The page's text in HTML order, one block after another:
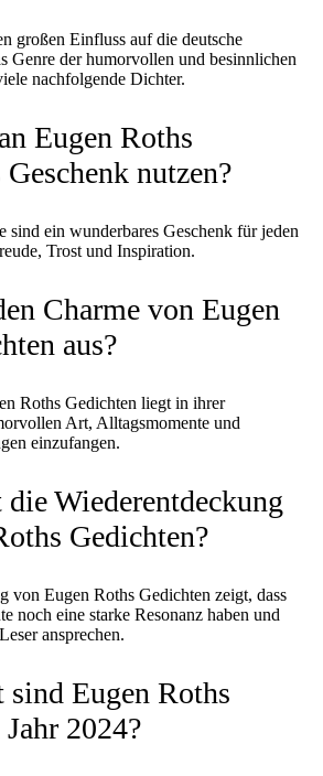
großen Einfluss auf die deutsche
Genre der humorvollen und besinnlichen
nachfolgende Dichter.
Eugen Roths
nutzen?
sind ein wunderbares Geschenk für jeden
Trost und Inspiration.
Charme von Eugen
aus?
Roths Gedichten liegt in ihrer
Art, Alltagsmomente und
einzufangen.
Wiederentdeckung
Gedichten?
von Eugen Roths Gedichten zeigt, dass
noch eine starke Resonanz haben und
ansprechen.
sind Eugen Roths
2024?